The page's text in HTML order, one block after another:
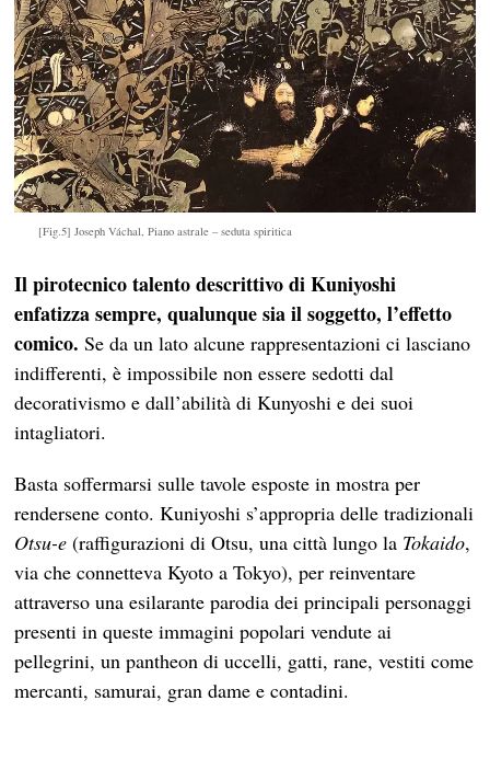
[Fig.5] Joseph Váchal, Piano astrale – seduta spiritica
Il pirotecnico talento descrittivo di Kuniyoshi
enfatizza sempre, qualunque sia il soggetto, l’effetto
comico.Se da un lato alcune rappresentazioni ci lasciano
indifferenti, è impossibile non essere sedotti dal
decorativismo e dall’abilità di Kunyoshi e dei suoi
intagliatori.
Basta soffermarsi sulle tavole esposte in mostra per
rendersene conto. Kuniyoshi s’appropria delle tradizionali
Otsu-e (raffigurazioni di Otsu, una città lungo la Tokaido,
via che connetteva Kyoto a Tokyo), per reinventare
attraverso una esilarante parodia dei principali personaggi
presenti in queste immagini popolari vendute ai
pellegrini, un pantheon di uccelli, gatti, rane, vestiti come
mercanti, samurai, gran dame e contadini.